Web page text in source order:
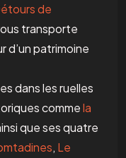
de
transporte
d’un patrimoine
dans les ruelles
commela
que ses quatre
, Le